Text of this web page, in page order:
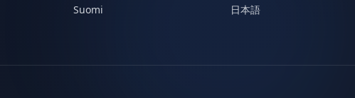
Suomi 日本語